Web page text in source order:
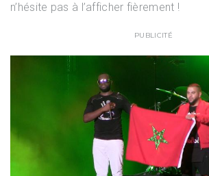
n’hésite pas à l’afficher fièrement !
PUBLICITÉ